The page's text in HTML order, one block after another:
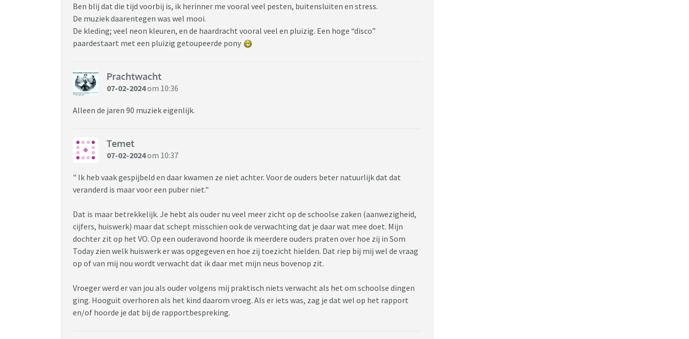
Ben blij dat die tijd voorbij is, ik herinner me vooral veel pesten, buitensluiten en stress.
De muziek daarentegen was wel mooi.
De kleding; veel neon kleuren, en de haardracht vooral veel en pluizig. Een hoge “disco”
paardestaart met een pluizig getoupeerde pony
Prachtwacht
07-02-2024om 10:36
Alleen de jaren 90 muziek eigenlijk.
Temet
07-02-2024om 10:37
" Ik heb vaak gespijbeld en daar kwamen ze niet achter. Voor de ouders beter natuurlijk dat dat
veranderd is maar voor een puber niet."
Dat is maar betrekkelijk. Je hebt als ouder nu veel meer zicht op de schoolse zaken (aanwezigheid,
cijfers, huiswerk) maar dat schept misschien ook de verwachting dat je daar wat mee doet. Mijn
dochter zit op het VO. Op een ouderavond hoorde ik meerdere ouders praten over hoe zij in Som
Today zien welk huiswerk er was opgegeven en hoe zij toezicht hielden. Dat riep bij mij wel de vraag
op of van mij nou wordt verwacht dat ik daar met mijn neus bovenop zit.
Vroeger werd er van jou als ouder volgens mij praktisch niets verwacht als het om schoolse dingen
ging. Hooguit overhoren als het kind daarom vroeg. Als er iets was, zag je dat wel op het rapport
en/of hoorde je dat bij de rapportbespreking.